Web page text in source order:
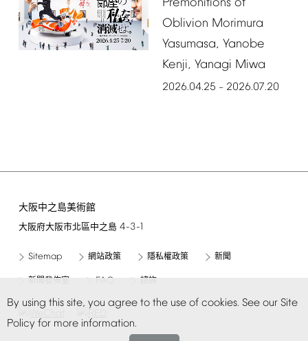
By using this site, you agree to the use of cookies. See our Site
Policy for more information.
Premonitions of
Oblivion Morimura
Yasumasa, Yanobe
Kenji, Yanagi Miwa
2026.04.25 – 2026.07.20
大阪中之島美術館
大阪府大阪市北區中之島 4-3-1
Sitemap 網站政策 隱私權政策 新聞
FAQ